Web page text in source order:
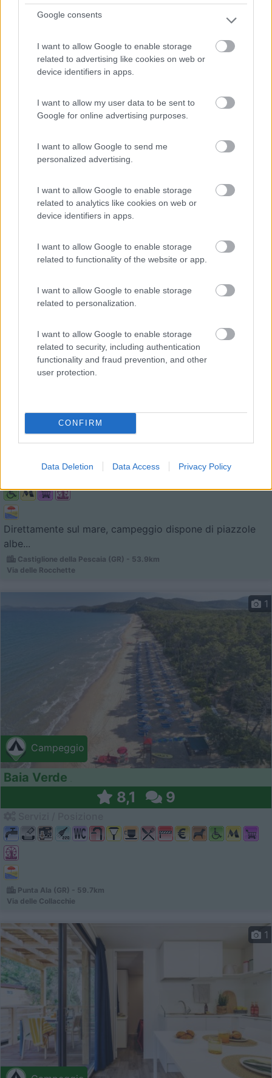
Google consents
I want to allow Google to enable storage
related to advertising like cookies on web or
device identifiers in apps.
I want to allow my user data to be sent to
Google for online advertising purposes.
I want to allow Google to send me
personalized advertising.
I want to allow Google to enable storage
related to analytics like cookies on web or
device identifiers in apps.
I want to allow Google to enable storage
related to functionality of the website or app.
I want to allow Google to enable storage
related to personalization.
I want to allow Google to enable storage
related to security, including authentication
functionality and fraud prevention, and other
user protection.
CONFIRM
Data Deletion Data Access Privacy Policy
Campeggio
Club del Sole Stella del Mare Family
Collection
Servizi / Posizione
Castiglione della Pescaia (GR) - 53.9km
Strada Provinciale delle Rocchette
Baia Azzurra Club Camping Village
7,1
Direttamente sul mare, campeggio dispone di piazzole
albe...
Castiglione della Pescaia (GR) - 53.9km
Via delle Rocchette
Campeggio
1
Baia Verde
8,1 9
Punta Ala (GR) - 59.7km
Via delle Collacchie
1